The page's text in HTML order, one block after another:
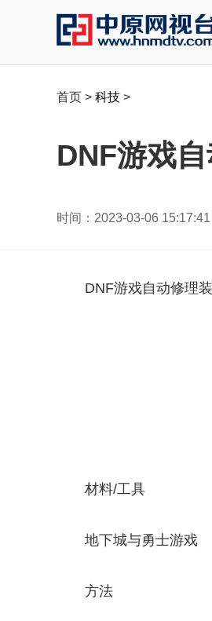
首页 > 科技 >
DNF游戏
时间：2023-03-06
DNF游戏自动修理
材料/工具
地下城与勇士游戏
方法